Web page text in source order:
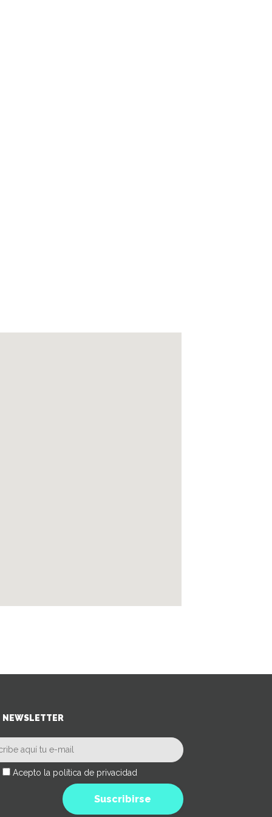
NEWSLETTER
Acepto la política de privacidad
Suscribirse